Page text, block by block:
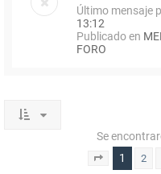
Último mensaje
13:12
Publicado en
FORO
Se
Página 1de
1 2